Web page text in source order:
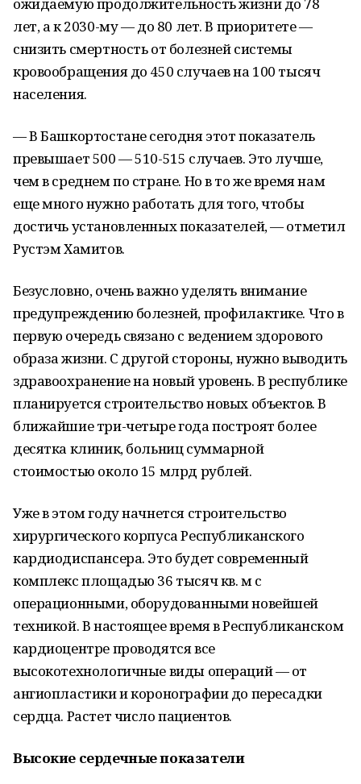
лет, а к 2030-му — до 80 лет. В приоритете —
снизить смертность от болезней системы
кровообращения до 450 случаев на 100 тысяч
населения.
— В Башкортостане сегодня этот показатель
превышает 500 — 510-515 случаев. Это лучше,
чем в среднем по стране. Но в то же время нам
еще много нужно работать для того, чтобы
достичь установленных показателей, — отметил
Рустэм Хамитов.
Безусловно, очень важно уделять внимание
предупреждению болезней, профилактике. Что в
первую очередь связано с ведением здорового
образа жизни. С другой стороны, нужно выводить
здравоохранение на новый уровень. В республике
планируется строительство новых объектов. В
ближайшие три-четыре года построят более
десятка клиник, больниц суммарной
стоимостью около 15 млрд рублей.
Уже в этом году начнется строительство
хирургического корпуса Республиканского
кардиодиспансера. Это будет современный
комплекс площадью 36 тысяч кв. м с
операционными, оборудованными новейшей
техникой. В настоящее время в Республиканском
кардиоцентре проводятся все
высокотехнологичные виды операций — от
ангиопластики и коронографии до пересадки
сердца. Растет число пациентов.
Высокие сердечные показатели